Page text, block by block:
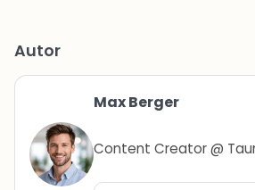
Autor
Max Berger
Content Creator @